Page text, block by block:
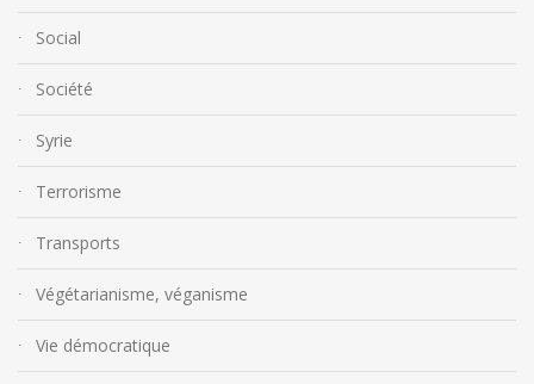
Social
Société
Syrie
Terrorisme
Transports
Végétarianisme, véganisme
Vie démocratique